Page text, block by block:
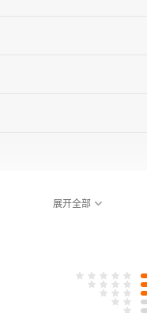
展开全部